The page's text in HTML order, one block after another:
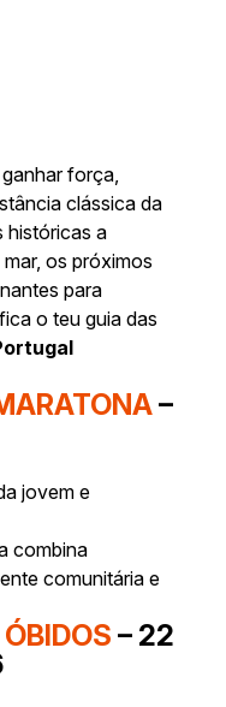
força,
clássica da
históricas a
os próximos
para
o teu guia das
–
jovem e
combina
comunitária e
– 22